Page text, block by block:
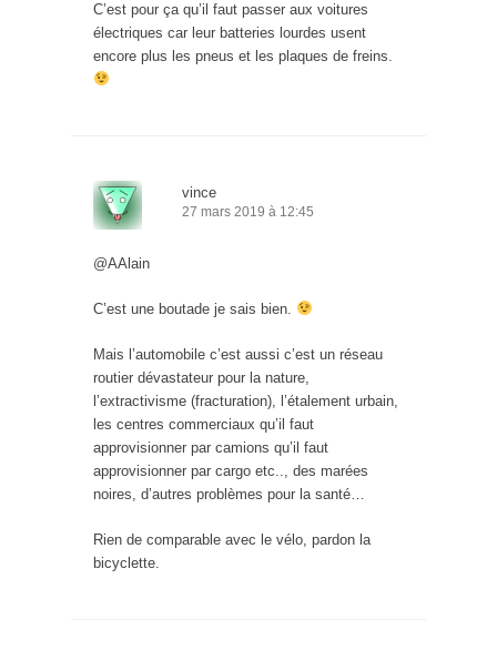
C’est pour ça qu’il faut passer aux voitures
électriques car leur batteries lourdes usent
encore plus les pneus et les plaques de freins.
vince
27 mars 2019 à 12:45
@AAlain
C’est une boutade je sais bien.
Mais l’automobile c’est aussi c’est un réseau
routier dévastateur pour la nature,
l’extractivisme (fracturation), l’étalement urbain,
les centres commerciaux qu’il faut
approvisionner par camions qu’il faut
approvisionner par cargo etc.., des marées
noires, d’autres problèmes pour la santé…
Rien de comparable avec le vélo, pardon la
bicyclette.